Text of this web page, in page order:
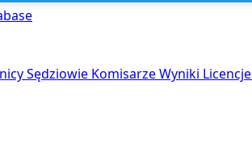
Sędziowie KomisarzeWyniki Licencje